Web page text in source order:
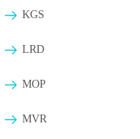
KGS
LRD
MOP
MVR